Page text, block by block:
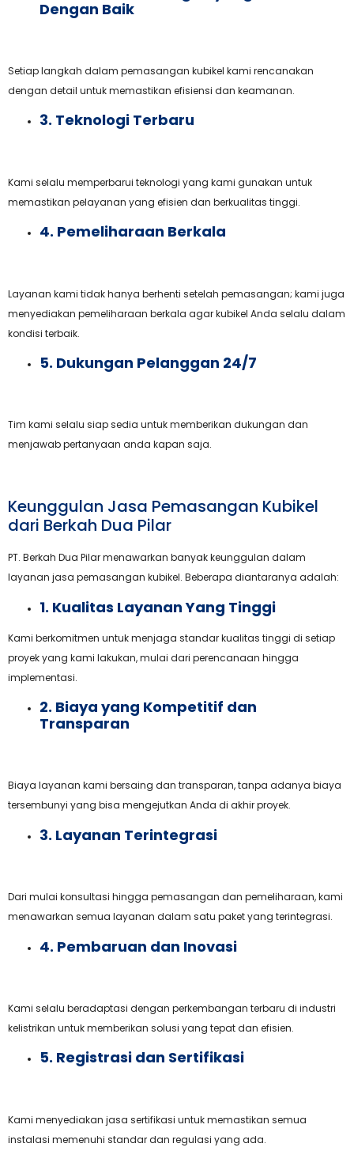
Dengan Baik
Setiap langkah dalam pemasangan kubikel kami rencanakan
dengan detail untuk memastikan efisiensi dan keamanan.
3. Teknologi Terbaru
Kami selalu memperbarui teknologi yang kami gunakan untuk
memastikan pelayanan yang efisien dan berkualitas tinggi.
4. Pemeliharaan Berkala
Layanan kami tidak hanya berhenti setelah pemasangan; kami juga
menyediakan pemeliharaan berkala agar kubikel Anda selalu dalam
kondisi terbaik.
5. Dukungan Pelanggan 24/7
Tim kami selalu siap sedia untuk memberikan dukungan dan
menjawab pertanyaan anda kapan saja.
Keunggulan Jasa Pemasangan Kubikel
dari Berkah Dua Pilar
PT. Berkah Dua Pilar menawarkan banyak keunggulan dalam
layanan jasa pemasangan kubikel. Beberapa diantaranya adalah:
1. Kualitas Layanan Yang Tinggi
Kami berkomitmen untuk menjaga standar kualitas tinggi di setiap
proyek yang kami lakukan, mulai dari perencanaan hingga
implementasi.
2. Biaya yang Kompetitif dan
Transparan
Biaya layanan kami bersaing dan transparan, tanpa adanya biaya
tersembunyi yang bisa mengejutkan Anda di akhir proyek.
3. Layanan Terintegrasi
Dari mulai konsultasi hingga pemasangan dan pemeliharaan, kami
menawarkan semua layanan dalam satu paket yang terintegrasi.
4. Pembaruan dan Inovasi
Kami selalu beradaptasi dengan perkembangan terbaru di industri
kelistrikan untuk memberikan solusi yang tepat dan efisien.
5. Registrasi dan Sertifikasi
Kami menyediakan jasa sertifikasi untuk memastikan semua
instalasi memenuhi standar dan regulasi yang ada.